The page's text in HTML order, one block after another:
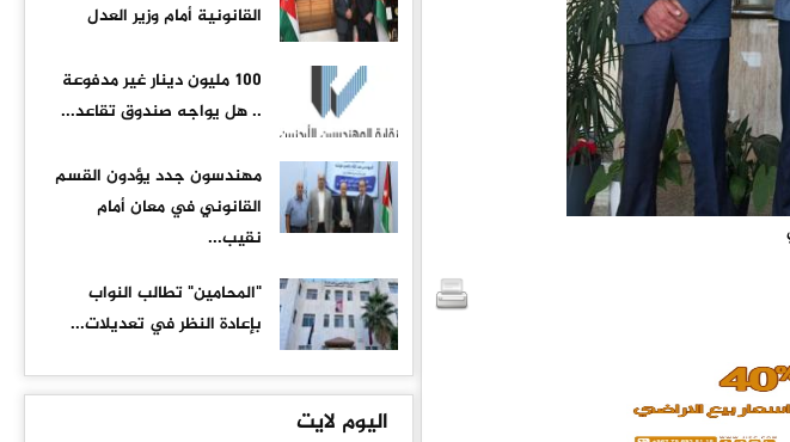
القانونية أمام وزير العدل
100 مليون دينار غير مدفوعة
.. هل يواجه صندوق تقاعد...
مهندسون جدد يؤدون القسم
القانوني في معان أمام
نقيب...
"المحامين" تطالب النواب
بإعادة النظر في تعديلات...
اليوم لايت